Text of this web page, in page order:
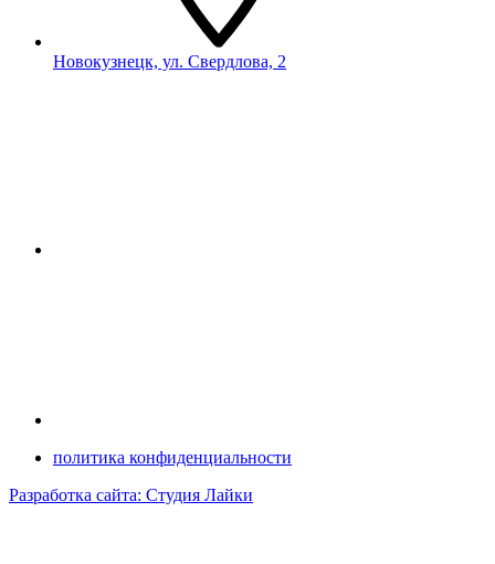
Новокузнецк, ул. Свердлова, 2
политика конфиденциальности
Разработка сайта: Студия Лайки